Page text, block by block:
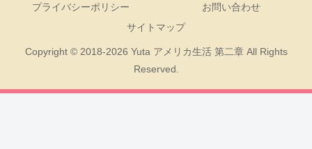
プライバシーポリシー
お問い合わせ
サイトマップ
Copyright © 2018-2026 Yuta アメリカ生活 第二章 All Rights
Reserved.